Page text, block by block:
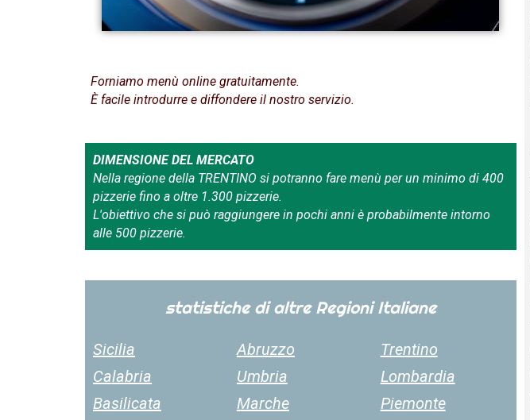
Forniamo menù online gratuitamente.
È facile introdurre e diffondere il nostro servizio.
DIMENSIONE DEL MERCATO
Nella regione della TRENTINO si potranno fare menù per un minimo di 400
pizzerie fino a oltre 1.300 pizzerie.
L'obiettivo che si può raggiungere in pochi anni è probabilmente intorno
alle 500 pizzerie.
statistiche di altre Regioni Italiane
Sicilia
Calabria
Basilicata
Abruzzo
Umbria
Marche
Trentino
Lombardia
Piemonte